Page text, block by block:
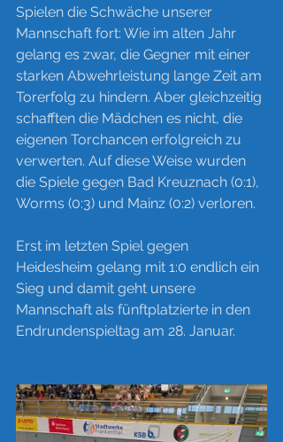
Spielen die Schwäche unserer
Mannschaft fort: Wie im alten Jahr
gelang es zwar, die Gegner mit einer
starken Abwehrleistung lange Zeit am
Torerfolg zu hindern. Aber gleichzeitig
schafften die Mädchen es nicht, die
eigenen Torchancen erfolgreich zu
verwerten. Auf diese Weise wurden
die Spiele gegen Bad Kreuznach (0:1),
Worms (0:3) und Mainz (0:2) verloren.
Erst im letzten Spiel gegen
Heidesheim gelang mit 1:0 endlich ein
Sieg und damit geht unsere
Mannschaft als fünftplatzierte in den
Endrundenspieltag am 28. Januar.